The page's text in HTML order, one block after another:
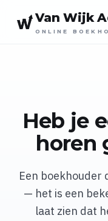
Van Wijk
ONLINE
Heb je
horen
Een boekhouder
— het is een
laat zien dat